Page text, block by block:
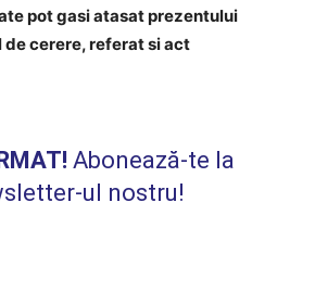
pot gasi atasat prezentului
cerere, referat si act
Abonează-te la
ul nostru!